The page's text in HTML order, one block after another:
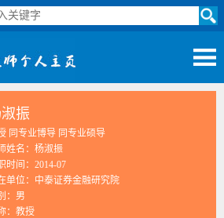
振
同专业博导 同专业硕导
姓名：杨淑振
时间：2014-07
单位：中泰证券金融研究院
：男
：教授